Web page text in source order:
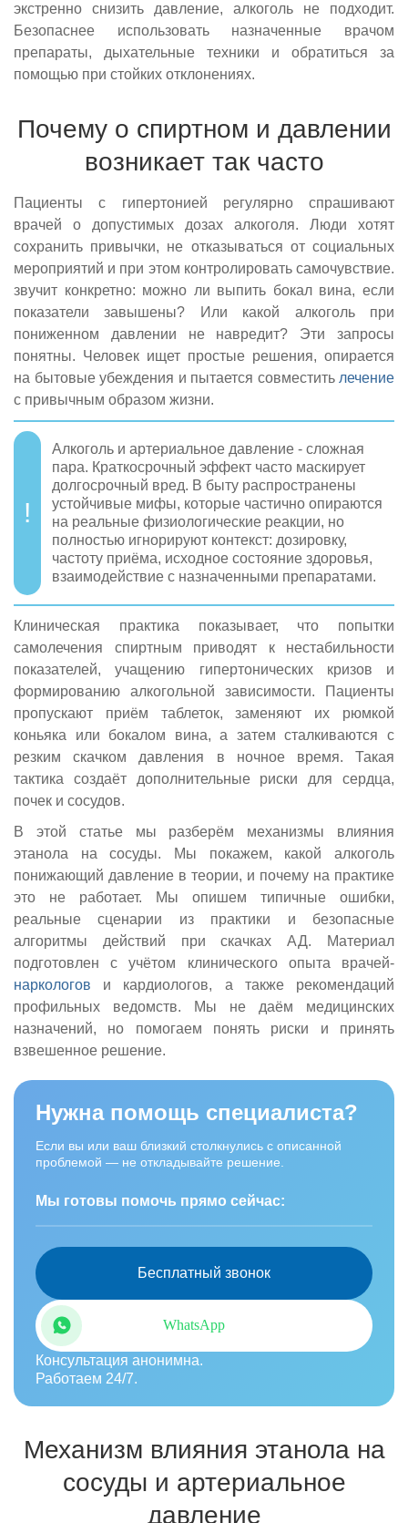
экстренно снизить давление, алкоголь не подходит.
Безопаснее использовать назначенные врачом
препараты, дыхательные техники и обратиться за
помощью при стойких отклонениях.
Почему о спиртном и давлении
возникает так часто
Пациенты с гипертонией регулярно спрашивают
врачей о допустимых дозах алкоголя. Люди хотят
сохранить привычки, не отказываться от социальных
мероприятий и при этом контролировать самочувствие.
звучит конкретно: можно ли выпить бокал вина, если
показатели завышены? Или какой алкоголь при
пониженном давлении не навредит? Эти запросы
понятны. Человек ищет простые решения, опирается
на бытовые убеждения и пытается совместить лечение
с привычным образом жизни.
Алкоголь и артериальное давление - сложная
пара. Краткосрочный эффект часто маскирует
долгосрочный вред. В быту распространены
устойчивые мифы, которые частично опираются
на реальные физиологические реакции, но
полностью игнорируют контекст: дозировку,
частоту приёма, исходное состояние здоровья,
взаимодействие с назначенными препаратами.
Клиническая практика показывает, что попытки
самолечения спиртным приводят к нестабильности
показателей, учащению гипертонических кризов и
формированию алкогольной зависимости. Пациенты
пропускают приём таблеток, заменяют их рюмкой
коньяка или бокалом вина, а затем сталкиваются с
резким скачком давления в ночное время. Такая
тактика создаёт дополнительные риски для сердца,
почек и сосудов.
В этой статье мы разберём механизмы влияния
этанола на сосуды. Мы покажем, какой алкоголь
понижающий давление в теории, и почему на практике
это не работает. Мы опишем типичные ошибки,
реальные сценарии из практики и безопасные
алгоритмы действий при скачках АД. Материал
подготовлен с учётом клинического опыта врачей-
наркологов и кардиологов, а также рекомендаций
профильных ведомств. Мы не даём медицинских
назначений, но помогаем понять риски и принять
взвешенное решение.
Нужна помощь специалиста?
Если вы или ваш близкий столкнулись с описанной
проблемой — не откладывайте решение.
Мы готовы помочь прямо сейчас:
Бесплатный звонок
WhatsApp
Консультация анонимна.
Работаем 24/7.
Механизм влияния этанола на
сосуды и артериальное
давление